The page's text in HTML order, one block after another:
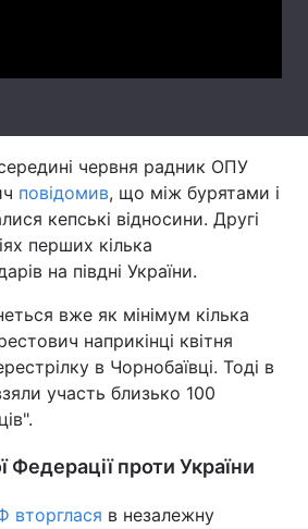
Вакансії
червня радник ОПУ
повідомив, що між бурятами і
кепські відносини. Другі
перших кілька
на півдні України.
вже як мінімум кілька
наприкінці квітня
в Чорнобаївці. Тоді в
участь близько 100
Федерації проти України
вторглася в незалежну